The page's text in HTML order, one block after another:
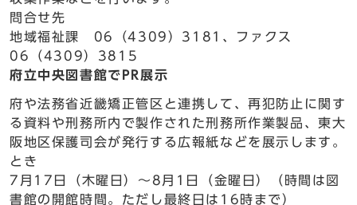
問合せ先
地域福祉課 06（4309）3181、ファクス
06（4309）3815
府立中央図書館でPR展示
府や法務省近畿矯正管区と連携して、再犯防止に関す
る資料や刑務所内で製作された刑務所作業製品、東大
阪地区保護司会が発行する広報紙などを展示します。
とき
7月17日（木曜日）～8月1日（金曜日）（時間は図
書館の開館時間。ただし最終日は16時まで）